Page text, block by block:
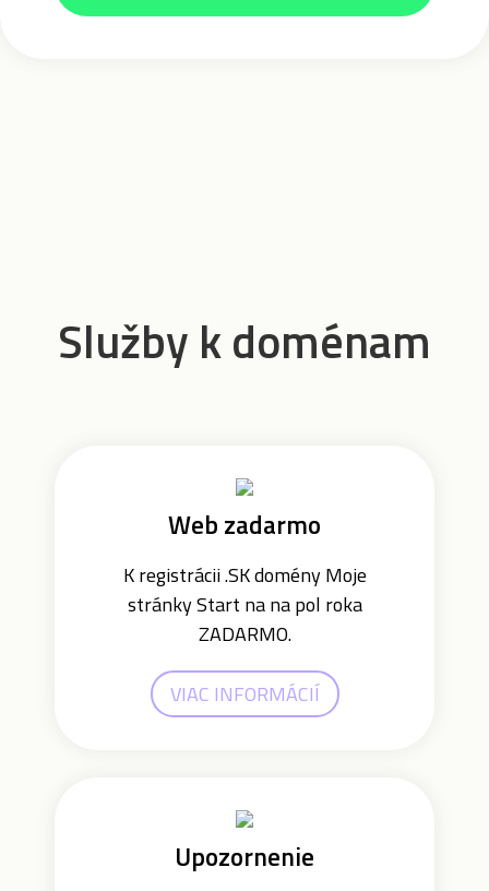
Služby k doménam
Web zadarmo
K registrácii .SK domény Moje
stránky Start na na pol roka
ZADARMO.
VIAC INFORMÁCIÍ
Upozornenie